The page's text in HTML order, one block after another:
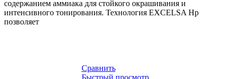
содержанием аммиака для стойкого окрашивания и
интенсивного тонирования. Технология EXCELSA Hp
позволяет
Сравнить